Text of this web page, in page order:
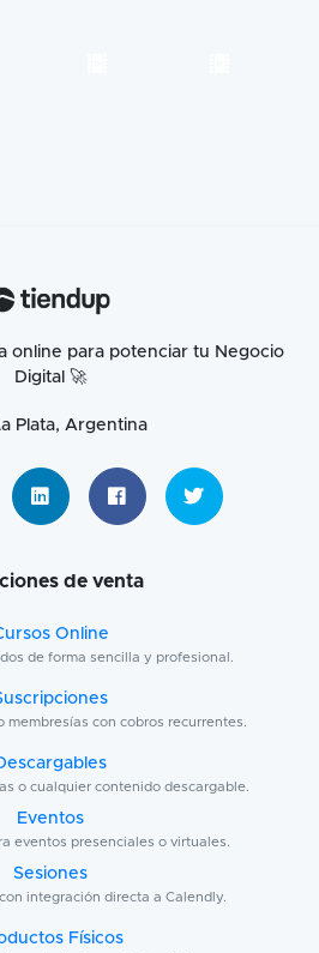
online para potenciar tu Negocio
Digital 🚀
Plata, Argentina
de venta
Online
de forma sencilla y profesional.
membresías con cobros recurrentes.
o cualquier contenido descargable.
Eventos
eventos presenciales o virtuales.
Sesiones
integración directa a Calendly.
Físicos